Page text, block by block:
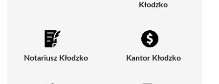
Kłodzko
Notariusz Kłodzko Kantor Kłodzko